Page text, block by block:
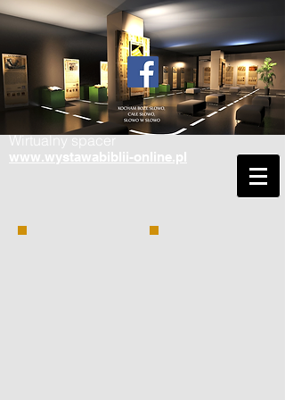
Wirtualny spacer
www.wystawabiblii-online.pl